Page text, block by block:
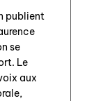
publient
se
Le
aux